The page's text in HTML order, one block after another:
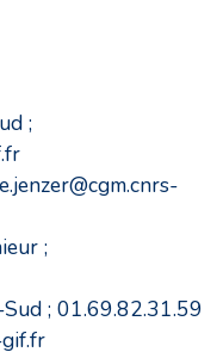
;
;
; 01.69.82.31.59